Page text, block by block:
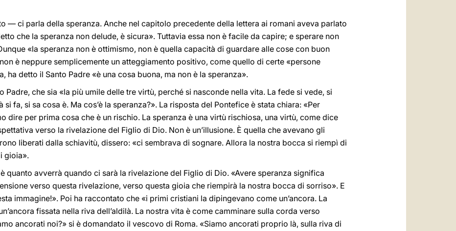
— ci parla della speranza. Anche nel capitolo precedente della lettera ai romani aveva parlato
che la speranza non delude, è sicura». Tuttavia essa non è facile da capire; e sperare non
«la speranza non è ottimismo, non è quella capacità di guardare alle cose con buon
è neppure semplicemente un atteggiamento positivo, come quello di certe «persone
ha detto il Santo Padre «è una cosa buona, ma non è la speranza».
Padre, che sia «la più umile delle tre virtù, perché si nasconde nella vita. La fede si vede, si
si fa, si sa cosa è. Ma cos’è la speranza?». La risposta del Pontefice è stata chiara: «Per
dire per prima cosa che è un rischio. La speranza è una virtù rischiosa, una virtù, come dice
verso la rivelazione del Figlio di Dio. Non è un’illusione. È quella che avevano gli
liberati dalla schiavitù, dissero: «ci sembrava di sognare. Allora la nostra bocca si riempì di
gioia».
quanto avverrà quando ci sarà la rivelazione del Figlio di Dio. «Avere speranza significa
verso questa rivelazione, verso questa gioia che riempirà la nostra bocca di sorriso». E
immagine!». Poi ha raccontato che «i primi cristiani la dipingevano come un’ancora. La
fissata nella riva dell’aldilà. La nostra vita è come camminare sulla corda verso
ancorati noi?» si è domandato il vescovo di Roma. «Siamo ancorati proprio là, sulla riva di